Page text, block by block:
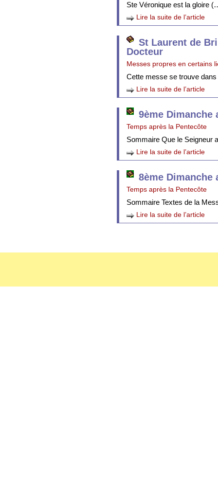
Ste Véronique est la gloire
Lire la suite de l’article
St Laurent de
Docteur
Messes propres en certains
Cette messe se trouve
Lire la suite de l’article
9ème Dimanche
Temps après la Pentecôte
Sommaire Que le Seigneur
Lire la suite de l’article
8ème Dimanche
Temps après la Pentecôte
Sommaire Textes de la
Lire la suite de l’article